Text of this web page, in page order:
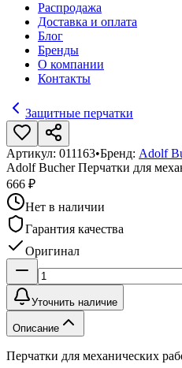
Распродажа
Доставка и оплата
Блог
Бренды
О компании
Контакты
Защитные перчатки
Артикул: 011163•Бренд: Adolf
Adolf Bucher Перчатки для
666 ₽
Нет в наличии
Гарантия качества
Оригинал
Уточнить наличие
Описание
Перчатки для механических